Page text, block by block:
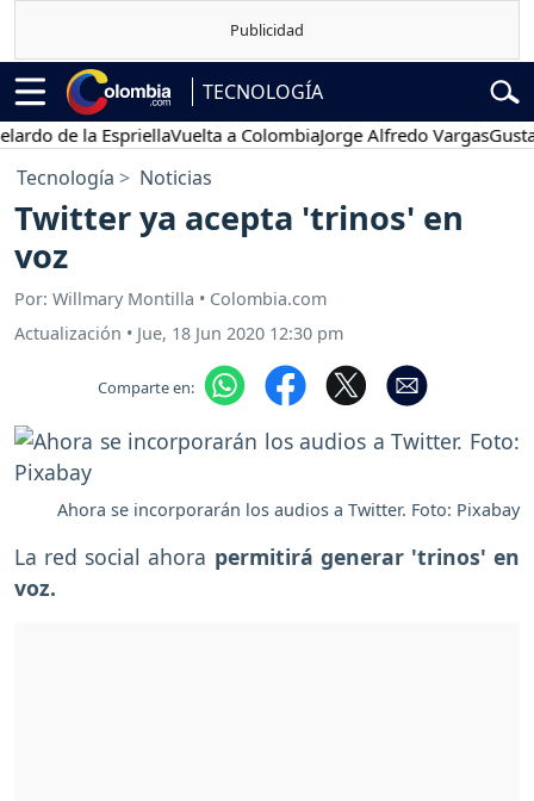
TECNOLOGÍA
de la EspriellaVuelta a ColombiaJorge Alfredo VargasGustavo
Tecnología Noticias
Twitter ya acepta 'trinos' en
voz
Por: Willmary Montilla • Colombia.com
Actualización • Jue, 18 Jun 2020 12:30 pm
Comparte en:
Ahora se incorporarán los audios a Twitter. Foto: Pixabay
La red social ahora permitirá generar 'trinos' en
voz.